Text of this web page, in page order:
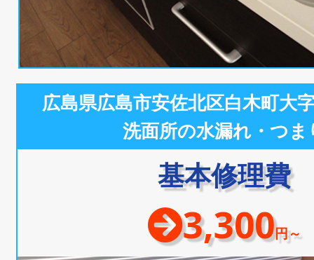
広島県広島市安佐北区白木町大
洗面所の水漏れ・つま
基本修理費
3,300円～